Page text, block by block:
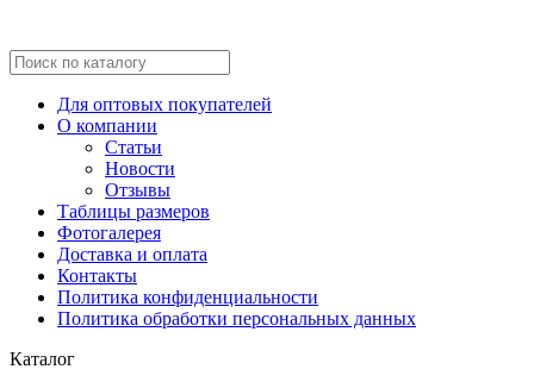
Для оптовых покупателей
О компании
Статьи
Новости
Отзывы
Таблицы размеров
Фотогалерея
Доставка и оплата
Контакты
Политика конфиденциальности
Политика обработки персональных данных
Каталог